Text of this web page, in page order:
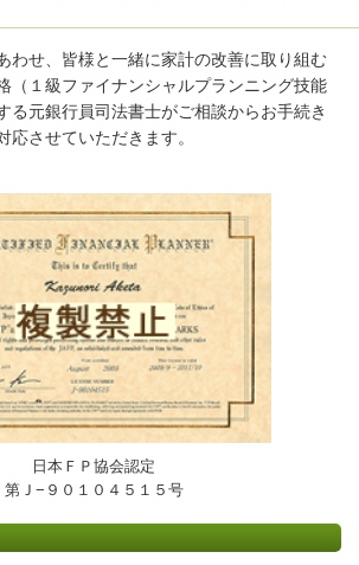
わせ、皆様と一緒に家計の改善に取り組む
（１級ファイナンシャルプランニング技能
る元銀行員司法書士がご相談からお手続き
応させていただきます。
日本ＦＰ協会認定
第Ｊ−９０１０４５１５号